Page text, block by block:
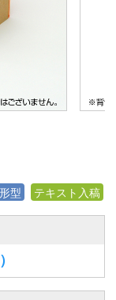
型 テキスト入稿